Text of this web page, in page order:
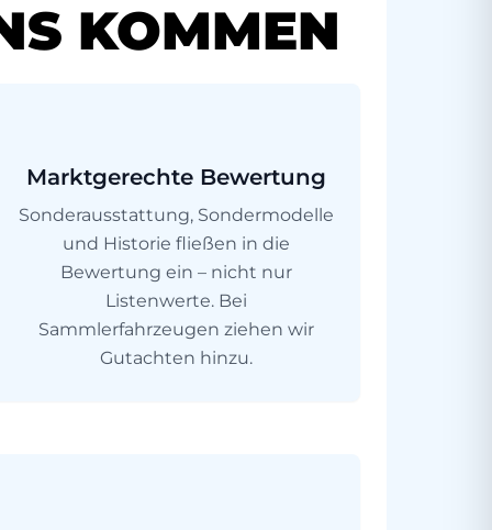
KOMMEN
Marktgerechte Bewertung
Sonderausstattung, Sondermodelle
und Historie fließen in die
Bewertung ein – nicht nur
Listenwerte. Bei
Sammlerfahrzeugen ziehen wir
Gutachten hinzu.